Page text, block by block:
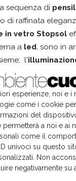
esperienze, noi e i
come i cookie
del
a noi e ai
come il
univoci su questo
Non
negativamente su
sequenza di
di raffinata
in vetro Stopsol
a led, sono in
l'
espressiva della
gres Key Cucine
vetro